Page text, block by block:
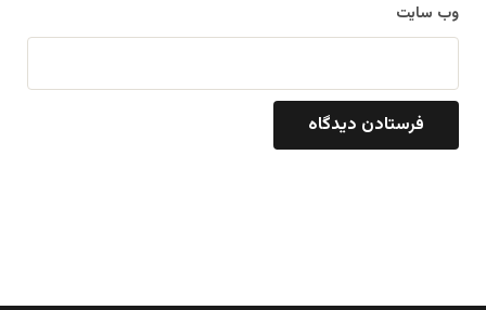
وب‌ سایت